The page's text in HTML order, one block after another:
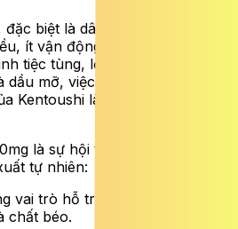
biệt là dân văn phòng
ít vận động, hay những người
tiệc tùng, lễ hội triền miên với
mỡ, việc tích tụ mỡ nội tạng
Kentoushi là hỗ trợ giải quyết
là sự hội tụ của 4 thành
tự nhiên:
vai trò hỗ trợ làm chậm quá
chất béo.